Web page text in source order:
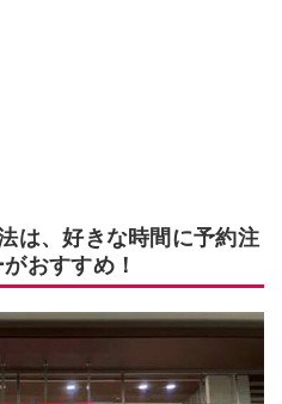
は、好きな時間に予約注
おすすめ！